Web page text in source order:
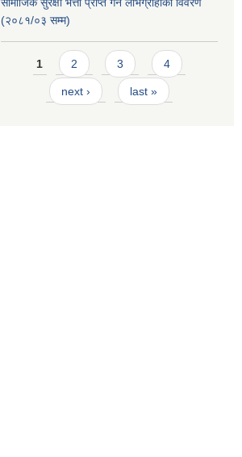
(२०८१/०३ सम्म)
Pages
1 2 3 4
next › last »